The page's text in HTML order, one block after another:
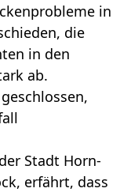
in
die
in den
ab.
Stadt Horn-
erfährt, dass